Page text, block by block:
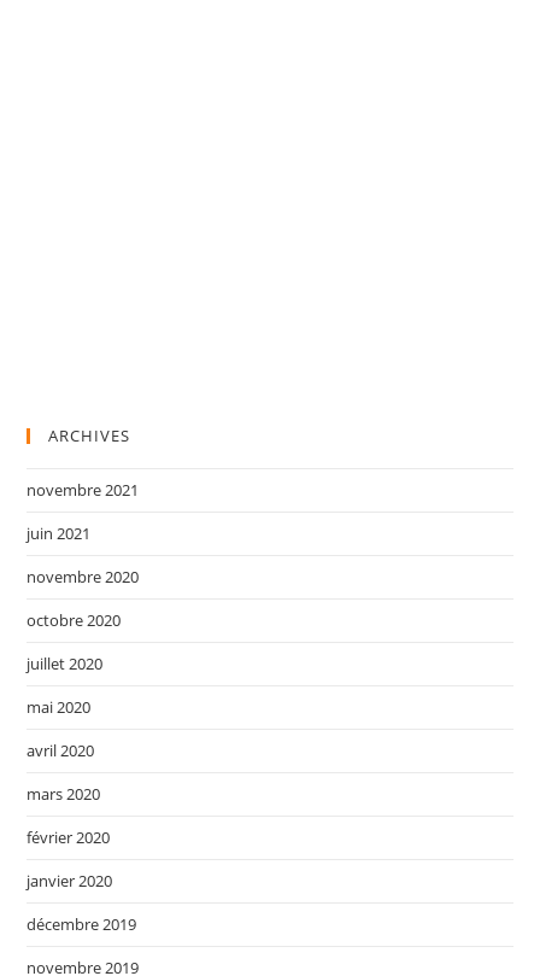
ARCHIVES
novembre 2021
juin 2021
novembre 2020
octobre 2020
juillet 2020
mai 2020
avril 2020
mars 2020
février 2020
janvier 2020
décembre 2019
novembre 2019